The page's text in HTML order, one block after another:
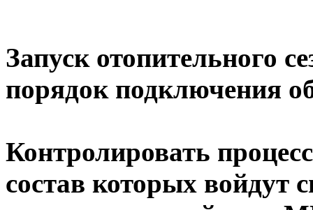
Запуск отопительного
порядок подключения
Контролировать
состав которых войдут